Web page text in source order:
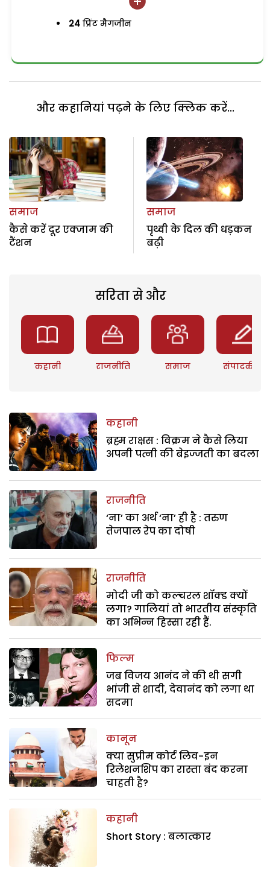
24 प्रिंट मैगजीन
और कहानियां पढ़ने के लिए क्लिक करें...
समाज
कैसे करें दूर एक्जाम की
टैंशन
समाज
पृथ्वी के दिल की धड़कन
बढ़ी
सरिता से और
कहानी राजनीति समाज संपादकीय
कहानी
ब्रह्म राक्षस : विक्रम ने कैसे लिया
अपनी पत्नी की बेइज्जती का बदला
राजनीति
‘ना’ का अर्थ ‘ना’ ही है : तरुण
तेजपाल रेप का दोषी
राजनीति
मोदी जी को कल्चरल शॉक्ड क्यों
लगा? गालियां तो भारतीय संस्कृति
का अभिन्न हिस्सा रही हैं.
फिल्म
जब विजय आनंद ने की थी सगी
भांजी से शादी, देवानंद को लगा था
सदमा
कानून
क्या सुप्रीम कोर्ट लिव-इन
रिलेशनशिप का रास्ता बंद करना
चाहती है?
कहानी
Short Story : बलात्कार